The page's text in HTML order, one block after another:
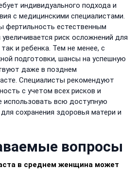
индивидуального подхода и
с медицинскими специалистами.
естественным
риск осложнений для
и ребенка. Тем не менее, с
подготовки, шансы на успешную
даже в позднем
Специалисты рекомендуют
с учетом всех рисков и
использовать всю доступную
сохранения здоровья матери и
вопросы
в среднем женщина может